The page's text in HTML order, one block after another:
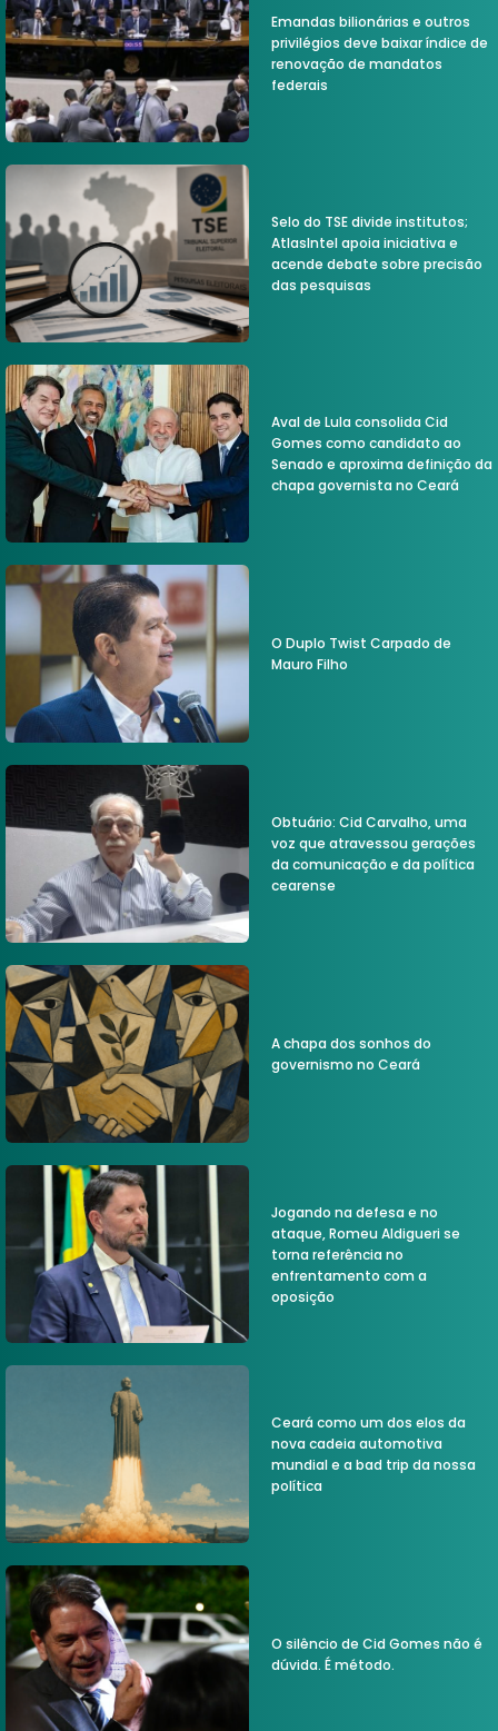
Emandas bilionárias e outros
privilégios deve baixar índice de
renovação de mandatos
federais
Selo do TSE divide institutos;
AtlasIntel apoia iniciativa e
acende debate sobre precisão
das pesquisas
Aval de Lula consolida Cid
Gomes como candidato ao
Senado e aproxima definição da
chapa governista no Ceará
O Duplo Twist Carpado de
Mauro Filho
Obtuário: Cid Carvalho, uma
voz que atravessou gerações
da comunicação e da política
cearense
A chapa dos sonhos do
governismo no Ceará
Jogando na defesa e no
ataque, Romeu Aldigueri se
torna referência no
enfrentamento com a
oposição
Ceará como um dos elos da
nova cadeia automotiva
mundial e a bad trip da nossa
política
O silêncio de Cid Gomes não é
dúvida. É método.